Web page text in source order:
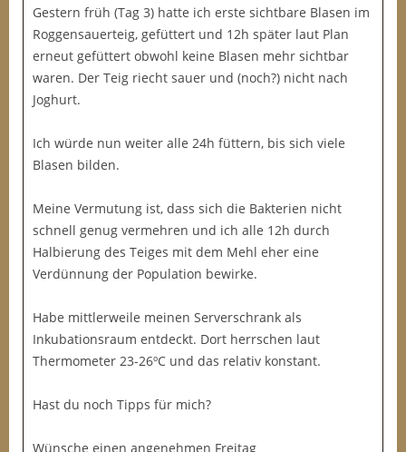
Gestern früh (Tag 3) hatte ich erste sichtbare Blasen im
Roggensauerteig, gefüttert und 12h später laut Plan
erneut gefüttert obwohl keine Blasen mehr sichtbar
waren. Der Teig riecht sauer und (noch?) nicht nach
Joghurt.
Ich würde nun weiter alle 24h füttern, bis sich viele
Blasen bilden.
Meine Vermutung ist, dass sich die Bakterien nicht
schnell genug vermehren und ich alle 12h durch
Halbierung des Teiges mit dem Mehl eher eine
Verdünnung der Population bewirke.
Habe mittlerweile meinen Serverschrank als
Inkubationsraum entdeckt. Dort herrschen laut
Thermometer 23-26ºC und das relativ konstant.
Hast du noch Tipps für mich?
Wünsche einen angenehmen Freitag